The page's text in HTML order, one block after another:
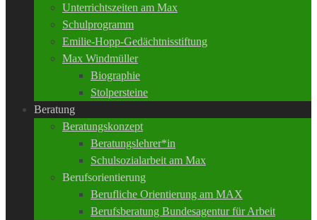
Unterrichtszeiten am Max
Schulprogramm
Emilie-Hopp-Gedächtnisstiftung
Max Windmüller
Biographie
Stolpersteine
Beratung
Beratungskonzept
Beratungslehrer*in
Schulsozialarbeit am Max
Berufsorientierung
Berufliche Orientierung am MAX
Berufsberatung Bundesagentur für Arbeit